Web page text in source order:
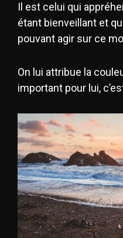
Il est celui qui
étant bienveillant et
pouvant agir sur ce
On lui attribue la
important pour lui,